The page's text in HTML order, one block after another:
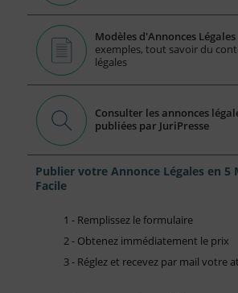
Modèles d'Annonces Légales
exemples, tout savoir du
légales
Consulter les annonces
publiées par JuriPresse
Publier votre Annonce Légales en 5
Facile
1 - Remplissez le formulaire
2 - Obtenez immédiatement le prix
3 - Réglez et recevez par mail votre